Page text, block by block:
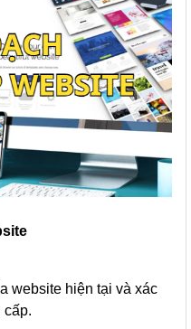
website hiện tại và xác
cấp.